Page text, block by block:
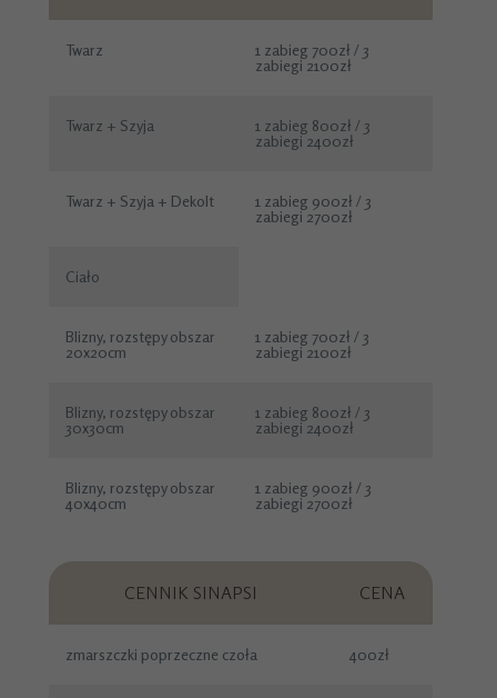
Twarz
1 zabieg 700zł / 3
zabiegi 2100zł
Twarz + Szyja
1 zabieg 800zł / 3
zabiegi 2400zł
Twarz + Szyja + Dekolt
1 zabieg 900zł / 3
zabiegi 2700zł
Ciało
Blizny, rozstępy obszar
20x20cm
1 zabieg 700zł / 3
zabiegi 2100zł
Blizny, rozstępy obszar
30x30cm
1 zabieg 800zł / 3
zabiegi 2400zł
Blizny, rozstępy obszar
40x40cm
1 zabieg 900zł / 3
zabiegi 2700zł
CENNIK SINAPSI CENA
zmarszczki poprzeczne czoła 400zł